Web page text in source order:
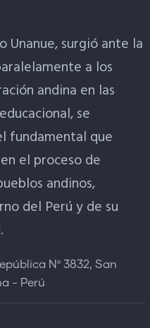
Unanue, surgió ante la
a los
andina en las
se
fundamental que
el proceso de
andinos,
del Perú y de su
Nº 3832, San
- Perú